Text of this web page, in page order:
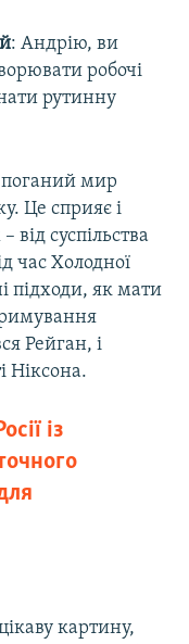
: Андрію, ви
робочі
рутинну
мир
Це сприяє і
від суспільства
час Холодної
підходи, як мати
Рейган, і
Ніксона.
із
картину,